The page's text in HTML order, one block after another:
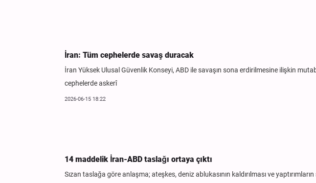
İran: Tüm cephelerde savaş duracak
İran Yüksek Ulusal Güvenlik Konseyi, ABD ile savaşın sona erdirilmesine ilişkin
cephelerde askerî
2026-06-15 18:22
14 maddelik İran-ABD taslağı ortaya çıktı
Sızan taslağa göre anlaşma; ateşkes, deniz ablukasının kaldırılması ve